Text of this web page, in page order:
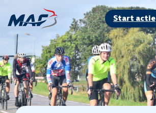
Start actie